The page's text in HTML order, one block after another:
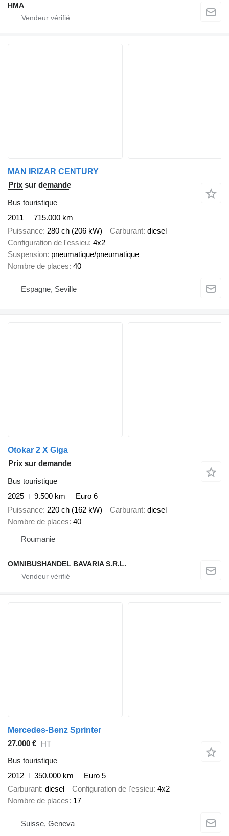
HMA
MAN IRIZAR CENTURY
Prix sur demande
Bus touristique
2011
715.000 km
Puissance 280 ch (206 kW) Carburant diesel
Configuration de l'essieu 4x2
Suspension pneumatique/pneumatique
Nombre de places 40
Espagne, Seville
Otokar 2 X Giga
Prix sur demande
Bus touristique
2025
9.500 km
Euro 6
Puissance 220 ch (162 kW) Carburant diesel
Nombre de places 40
Roumanie
OMNIBUSHANDEL BAVARIA S.R.L.
Mercedes-Benz Sprinter
27.000 € HT
Bus touristique
2012
350.000 km
Euro 5
Carburant diesel Configuration de l'essieu 4x2
Nombre de places 17
Suisse, Geneva